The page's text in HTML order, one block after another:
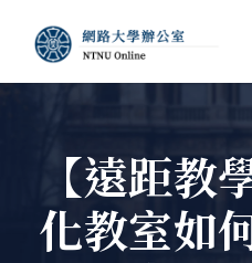
【遠距教
化教室如